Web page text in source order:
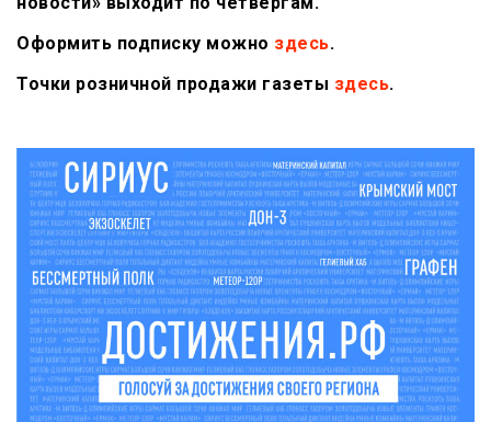
Оформить подписку можно здесь.
Точки розничной продажи газеты здесь.